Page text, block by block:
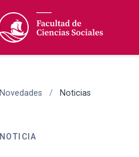
Novedades / Noticias
NOTICIA